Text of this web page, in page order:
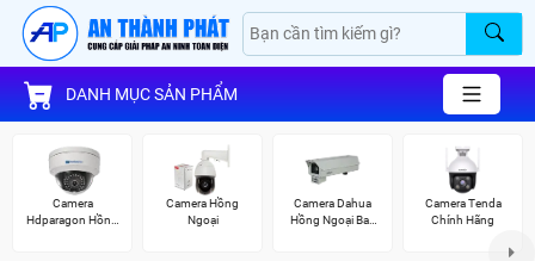
DANH MỤC SẢN PHẨM
Camera
Hdparagon Hồng
Camera Hồng
Ngoại
Camera Dahua
Hồng Ngoại Ban
Camera Tenda
Chính Hãng